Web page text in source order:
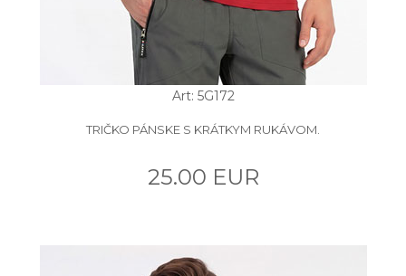
Art: 5G172
TRIČKO PÁNSKE S KRÁTKYM RUKÁVOM.
25.00 EUR